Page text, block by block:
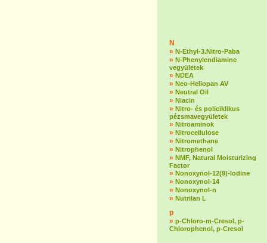
N
» N-Ethyl-3.Nitro-Paba
» N-Phenylendiamine
vegyületek
» NDEA
» Neo-Heliopan AV
» Neutral Oil
» Niacin
» Nitro- és policiklikus
pézsmavegyületek
» Nitroaminok
» Nitrocellulose
» Nitromethane
» Nitrophenol
» NMF, Natural Moisturizing
Factor
» Nonoxynol-12(9)-lodine
» Nonoxynol-14
» Nonoxynol-n
» Nutrilan L
p
» p-Chloro-m-Cresol, p-
Chlorophenol, p-Cresol